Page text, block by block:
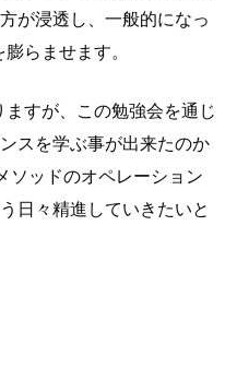
が浸透し、一般的になっ
らませます。
すが、この勉強会を通じ
スを学ぶ事が出来たのか
ソッドのオペレーション
日々精進していきたいと